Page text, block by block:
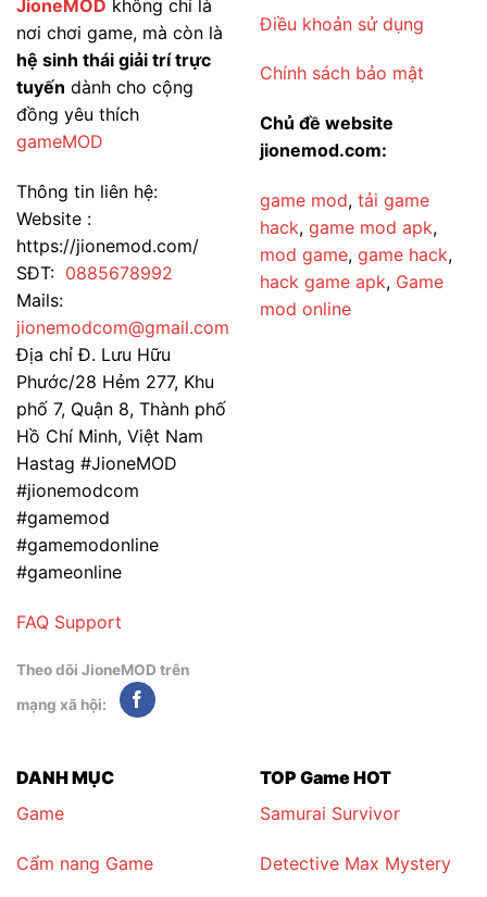
Săn
Quả
Nhất
JioneMOD không chỉ là
nơi chơi game, mà còn là
hệ sinh thái giải trí trực
tuyến dành cho cộng
đồng yêu thích
gameMOD
Thông tin liên hệ:
Website :
https://jionemod.com/
SĐT: 0885678992
Mails:
jionemodcom@gmail.com
Địa chỉ Đ. Lưu Hữu
Phước/28 Hẻm 277, Khu
phố 7, Quận 8, Thành phố
Hồ Chí Minh, Việt Nam
Hastag #JioneMOD
#jionemodcom
#gamemod
#gamemodonline
#gameonline
FAQ Support
Theo dõi JioneMOD trên
mạng xã hội:
Điều khoản sử dụng
Chính sách bảo mật
Chủ đề website
jionemod.com:
game mod, tải game
hack, game mod apk,
mod game, game hack,
hack game apk, Game
mod online
DANH MỤC
Game
Cẩm nang Game
TOP Game HOT
Samurai Survivor
Detective Max Mystery